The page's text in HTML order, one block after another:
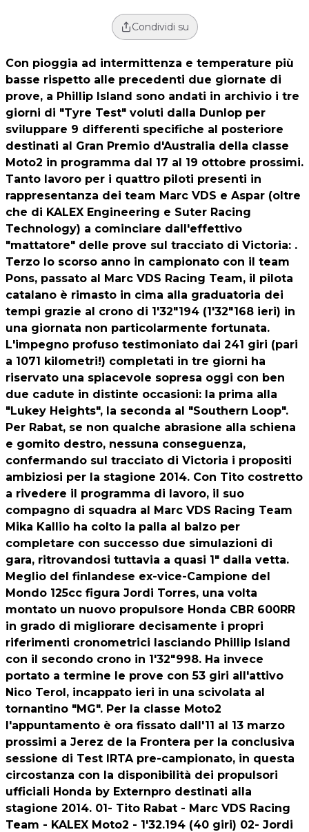
Condividi su
Con pioggia ad intermittenza e temperature più
basse rispetto alle precedenti due giornate di
prove, a Phillip Island sono andati in archivio i tre
giorni di "Tyre Test" voluti dalla Dunlop per
sviluppare 9 differenti specifiche al posteriore
destinati al Gran Premio d'Australia della classe
Moto2 in programma dal 17 al 19 ottobre prossimi.
Tanto lavoro per i quattro piloti presenti in
rappresentanza dei team Marc VDS e Aspar (oltre
che di KALEX Engineering e Suter Racing
Technology) a cominciare dall'effettivo
"mattatore" delle prove sul tracciato di Victoria: .
Terzo lo scorso anno in campionato con il team
Pons, passato al Marc VDS Racing Team, il pilota
catalano è rimasto in cima alla graduatoria dei
tempi grazie al crono di 1'32"194 (1'32"168 ieri) in
una giornata non particolarmente fortunata.
L'impegno profuso testimoniato dai 241 giri (pari
a 1071 kilometri!) completati in tre giorni ha
riservato una spiacevole sopresa oggi con ben
due cadute in distinte occasioni: la prima alla
"Lukey Heights", la seconda al "Southern Loop".
Per Rabat, se non qualche abrasione alla schiena
e gomito destro, nessuna conseguenza,
confermando sul tracciato di Victoria i propositi
ambiziosi per la stagione 2014. Con Tito costretto
a rivedere il programma di lavoro, il suo
compagno di squadra al Marc VDS Racing Team
Mika Kallio ha colto la palla al balzo per
completare con successo due simulazioni di
gara, ritrovandosi tuttavia a quasi 1" dalla vetta.
Meglio del finlandese ex-vice-Campione del
Mondo 125cc figura Jordi Torres, una volta
montato un nuovo propulsore Honda CBR 600RR
in grado di migliorare decisamente i propri
riferimenti cronometrici lasciando Phillip Island
con il secondo crono in 1'32"998. Ha invece
portato a termine le prove con 53 giri all'attivo
Nico Terol, incappato ieri in una scivolata al
tornantino "MG". Per la classe Moto2
l'appuntamento è ora fissato dall'11 al 13 marzo
prossimi a Jerez de la Frontera per la conclusiva
sessione di Test IRTA pre-campionato, in questa
circostanza con la disponibilità dei propulsori
ufficiali Honda by Externpro destinati alla
stagione 2014. 01- Tito Rabat - Marc VDS Racing
Team - KALEX Moto2 - 1'32.194 (40 giri) 02- Jordi